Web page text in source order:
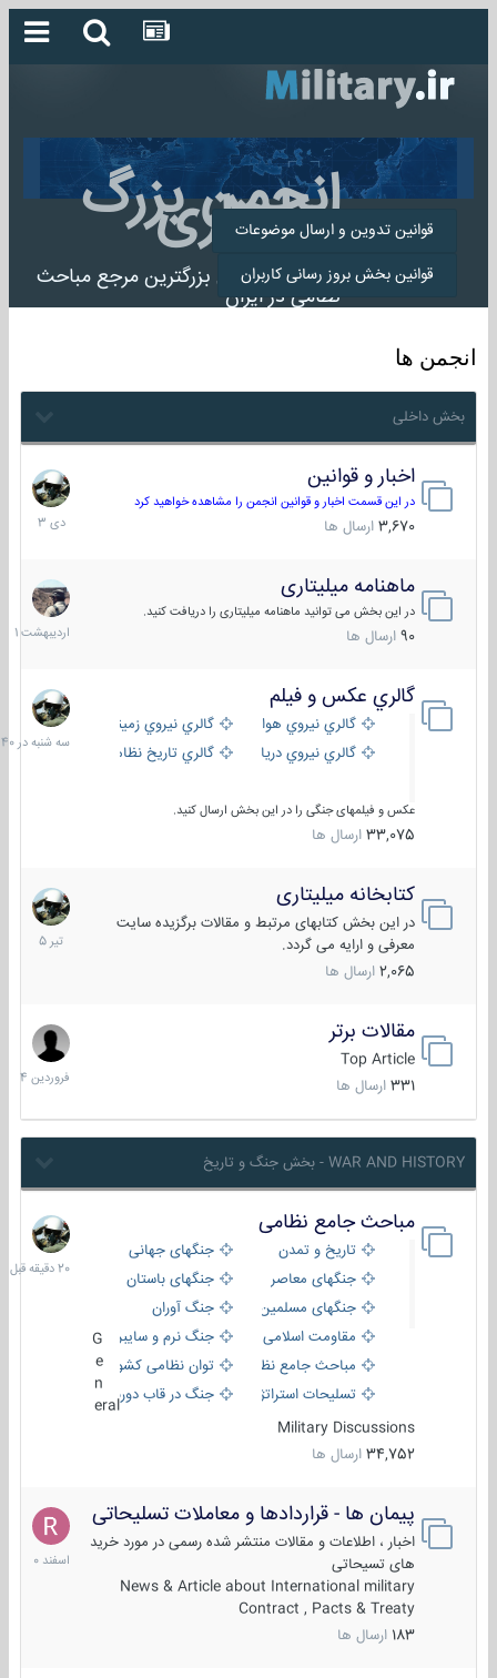
انجمن بزرگ
میلیتاری
انجمن میلیتاری بزرگترین مرجع مباحث
نظامی در ایران
قوانین تدوین و ارسال موضوعات
قوانین بخش بروز رسانی کاربران
انجمن ها
بخش داخلی
اخبار و قوانین
در این قسمت اخبار و قوانین انجمن را مشاهده خواهید کرد
3,670 ارسال ها
22
دی
1403
ماهنامه میلیتاری
در این بخش می توانید ماهنامه میلیتاری را دریافت کنید.
90 ارسال ها
30
1401
گالري عكس و فيلم
گالري نيروي هوايي
گالري نيروي زميني
گالري نيروي دريايي
گالري تاریخ نظامی
عکس و فیلمهای جنگی را در این بخش ارسال کنید.
33,075 ارسال ها
سه
شنبه
در
کتابخانه میلیتاری
در این بخش کتابهای مرتبط و مقالات برگزیده سایت
معرفی و ارایه می گردد.
2,065 ارسال ها
16
تیر
1405
مقالات برتر
Top Article
331 ارسال ها
29
فروردین
1404
WAR AND HISTORY - بخش جنگ و تاریخ
مباحث جامع نظامی
تاریخ و تمدن
جنگهای جهانی
جنگهای معاصر
جنگهای باستان
جنگهای مسلمین
جنگ آوران
مقاومت اسلامی
جنگ نرم و سایبری
مباحث جامع نظامی
توان نظامی کشورها
تسلیحات استراتژیک
جنگ در قاب دوربین
eral
Military Discussions
34,752 ارسال ها
20
دقیقه
قبل
پیمان ها - قراردادها و معاملات تسلیحاتی
اخبار ، اطلاعات و مقالات منتشر شده رسمی در مورد خرید
های تسیحاتی
News & Article about International military
Contract , Pacts & Treaty
183 ارسال ها
7
اسفند
1400